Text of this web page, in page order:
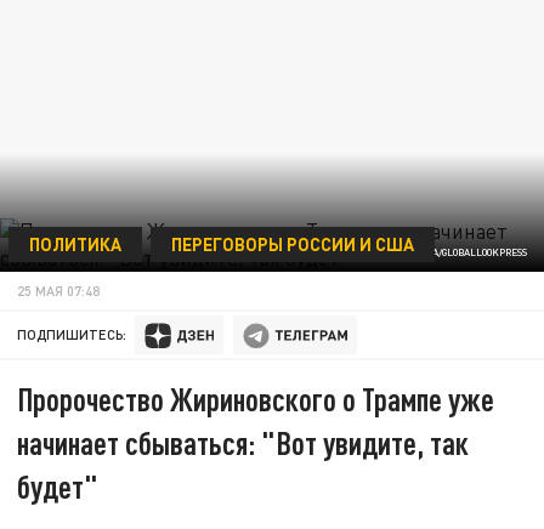
ФОТО: KOMSOMOLSKAYA PRAVDA/GLOBALLOOKPRESS
ПОЛИТИКА ПЕРЕГОВОРЫ РОССИИ И США
25 МАЯ 07:48
ПОДПИШИТЕСЬ:
Пророчество Жириновского о Трампе уже
начинает сбываться: "Вот увидите, так
будет"